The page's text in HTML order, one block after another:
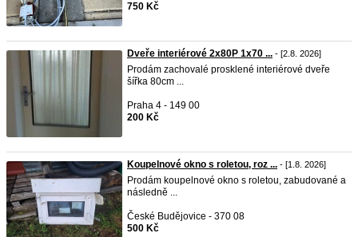
750 Kč
Dveře interiérové 2x80P 1x70 ... - [2.8. 2026]
Prodám zachovalé prosklené interiérové dveře
šířka 80cm ...
Praha 4 - 149 00
200 Kč
Koupelnové okno s roletou, roz ... - [1.8. 2026]
Prodám koupelnové okno s roletou, zabudované a
následně ...
České Budějovice - 370 08
500 Kč